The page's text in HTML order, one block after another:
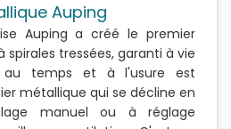
Auping
Auping a créé le premier
tressées, garanti à vie
au temps et à l'usure est
métallique qui se décline en
manuel ou à réglage